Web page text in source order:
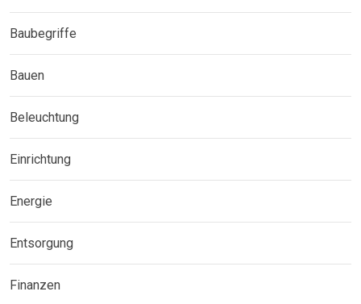
Baubegriffe
Bauen
Beleuchtung
Einrichtung
Energie
Entsorgung
Finanzen